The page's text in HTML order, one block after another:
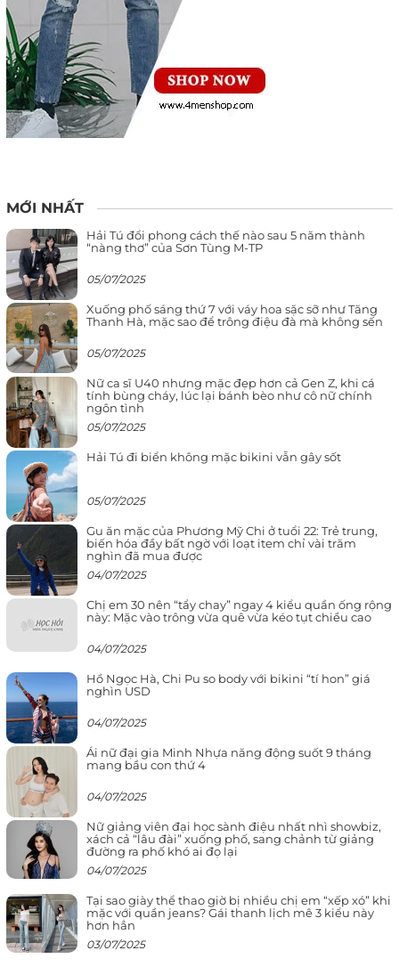
MỚI NHẤT
Hải Tú đổi phong cách thế nào sau 5 năm thành
“nàng thơ” của Sơn Tùng M-TP
05/07/2025
Xuống phố sáng thứ 7 với váy hoa sặc sỡ như Tăng
Thanh Hà, mặc sao để trông điệu đà mà không sến
05/07/2025
Nữ ca sĩ U40 nhưng mặc đẹp hơn cả Gen Z, khi cá
tính bùng cháy, lúc lại bánh bèo như cô nữ chính
ngôn tình
05/07/2025
Hải Tú đi biển không mặc bikini vẫn gây sốt
05/07/2025
Gu ăn mặc của Phương Mỹ Chi ở tuổi 22: Trẻ trung,
biến hóa đầy bất ngờ với loạt item chỉ vài trăm
nghìn đã mua được
04/07/2025
Chị em 30 nên “tẩy chay” ngay 4 kiểu quần ống rộng
này: Mặc vào trông vừa quê vừa kéo tụt chiều cao
04/07/2025
Hồ Ngọc Hà, Chi Pu so body với bikini “tí hon” giá
nghìn USD
04/07/2025
Ái nữ đại gia Minh Nhựa năng động suốt 9 tháng
mang bầu con thứ 4
04/07/2025
Nữ giảng viên đại học sành điệu nhất nhì showbiz,
xách cả “lâu đài” xuống phố, sang chảnh từ giảng
đường ra phố khó ai đọ lại
04/07/2025
Tại sao giày thể thao giờ bị nhiều chị em “xếp xó” khi
mặc với quần jeans? Gái thanh lịch mê 3 kiểu này
hơn hẳn
03/07/2025